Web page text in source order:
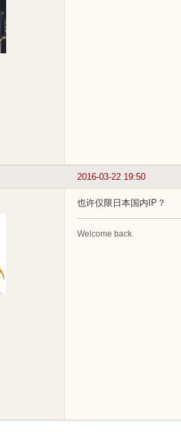
2016-03-22 19:50
也许仅限日本国内IP？
Welcome back.